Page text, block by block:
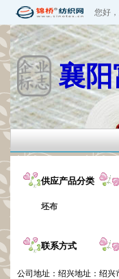
您好
襄
供应产品分类
坯布
联系方式
公司地址： 绍兴地址：绍兴